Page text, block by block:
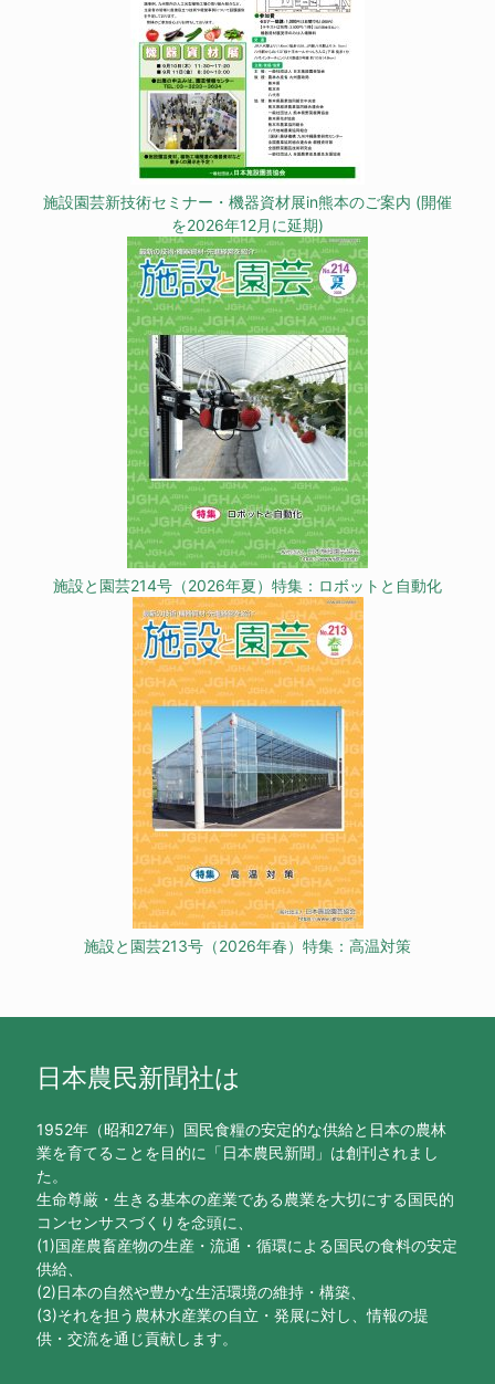
施設園芸新技術セミナー・機器資材展in熊本のご案内 (開催
を2026年12月に延期)
施設と園芸214号（2026年夏）特集：ロボットと自動化
施設と園芸213号（2026年春）特集：高温対策
日本農民新聞社は
1952年（昭和27年）国民食糧の安定的な供給と日本の農林
業を育てることを目的に「日本農民新聞」は創刊されまし
た。
生命尊厳・生きる基本の産業である農業を大切にする国民的
コンセンサスづくりを念頭に、
(1)国産農畜産物の生産・流通・循環による国民の食料の安定
供給、
(2)日本の自然や豊かな生活環境の維持・構築、
(3)それを担う農林水産業の自立・発展に対し、情報の提
供・交流を通じ貢献します。